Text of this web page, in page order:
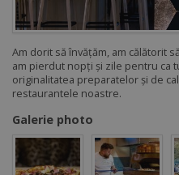
Am dorit să învățăm, am călătorit
am pierdut nopți și zile pentru ca
originalitatea preparatelor și de
restaurantele noastre.
Galerie photo